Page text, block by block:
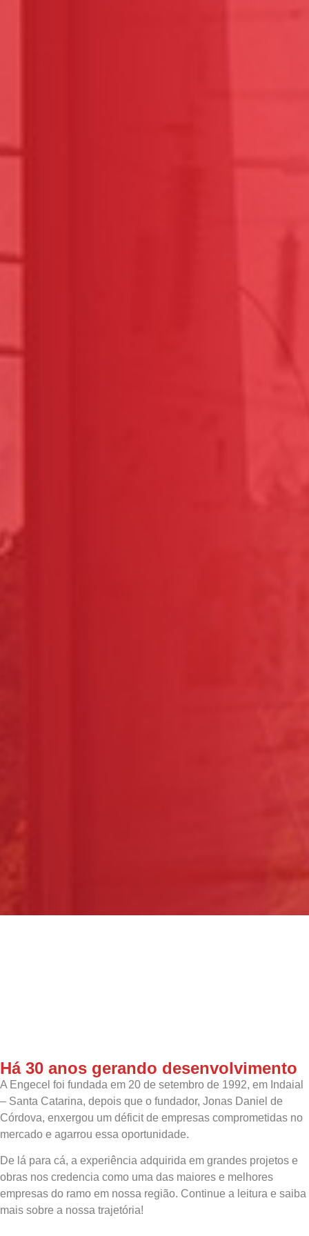
Há 30 anos gerando desenvolvimento
A Engecel foi fundada em 20 de setembro de 1992, em Indaial
– Santa Catarina, depois que o fundador, Jonas Daniel de
Córdova, enxergou um déficit de empresas comprometidas no
mercado e agarrou essa oportunidade.
De lá para cá, a experiência adquirida em grandes projetos e
obras nos credencia como uma das maiores e melhores
empresas do ramo em nossa região. Continue a leitura e saiba
mais sobre a nossa trajetória!